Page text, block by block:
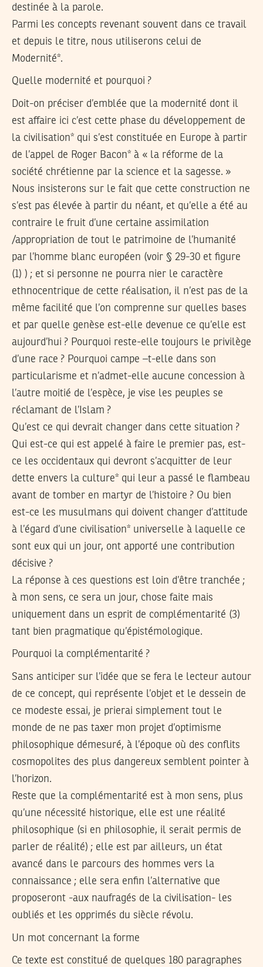
destinée à la parole.
Parmi les concepts revenant souvent dans ce travail
et depuis le titre, nous utiliserons celui de
Modernité*.
Quelle modernité et pourquoi ?
Doit-on préciser d’emblée que la modernité dont il
est affaire ici c’est cette phase du développement de
la civilisation* qui s’est constituée en Europe à partir
de l’appel de Roger Bacon* à « la réforme de la
société chrétienne par la science et la sagesse. »
Nous insisterons sur le fait que cette construction ne
s’est pas élevée à partir du néant, et qu’elle a été au
contraire le fruit d’une certaine assimilation
/appropriation de tout le patrimoine de l’humanité
par l’homme blanc européen (voir § 29-30 et figure
(1) ) ; et si personne ne pourra nier le caractère
ethnocentrique de cette réalisation, il n’est pas de la
même facilité que l’on comprenne sur quelles bases
et par quelle genèse est-elle devenue ce qu’elle est
aujourd’hui ? Pourquoi reste-elle toujours le privilège
d’une race ? Pourquoi campe –t-elle dans son
particularisme et n’admet-elle aucune concession à
l’autre moitié de l’espèce, je vise les peuples se
réclamant de l’Islam ?
Qu’est ce qui devrait changer dans cette situation ?
Qui est-ce qui est appelé à faire le premier pas, est-
ce les occidentaux qui devront s’acquitter de leur
dette envers la culture* qui leur a passé le flambeau
avant de tomber en martyr de l’histoire ? Ou bien
est-ce les musulmans qui doivent changer d’attitude
à l’égard d’une civilisation* universelle à laquelle ce
sont eux qui un jour, ont apporté une contribution
décisive ?
La réponse à ces questions est loin d’être tranchée ;
à mon sens, ce sera un jour, chose faite mais
uniquement dans un esprit de complémentarité (3)
tant bien pragmatique qu’épistémologique.
Pourquoi la complémentarité ?
Sans anticiper sur l’idée que se fera le lecteur autour
de ce concept, qui représente l’objet et le dessein de
ce modeste essai, je prierai simplement tout le
monde de ne pas taxer mon projet d’optimisme
philosophique démesuré, à l’époque où des conflits
cosmopolites des plus dangereux semblent pointer à
l’horizon.
Reste que la complémentarité est à mon sens, plus
qu’une nécessité historique, elle est une réalité
philosophique (si en philosophie, il serait permis de
parler de réalité) ; elle est par ailleurs, un état
avancé dans le parcours des hommes vers la
connaissance ; elle sera enfin l’alternative que
proposeront -aux naufragés de la civilisation- les
oubliés et les opprimés du siècle révolu.
Un mot concernant la forme
Ce texte est constitué de quelques 180 paragraphes